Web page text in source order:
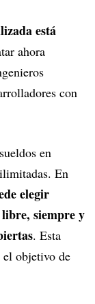
está
ahora
con
en
En
elegir
libre, siempre y
. Esta
objetivo de